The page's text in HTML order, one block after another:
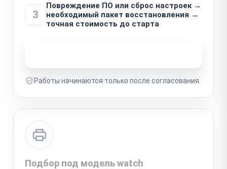
3
Повреждение ПО или сброс настроек →
необходимый пакет восстановления →
точная стоимость до старта
Работы начинаются только после согласования.
Подбор под модель watch